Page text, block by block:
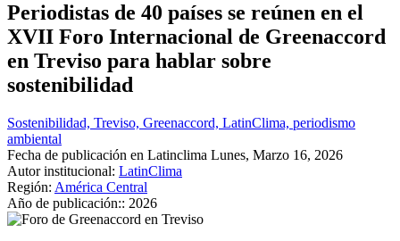
Periodistas de 40 países se reúnen en el
XVII Foro Internacional de Greenaccord
en Treviso para hablar sobre
sostenibilidad
Sostenibilidad, Treviso, Greenaccord, LatinClima, periodismo
ambiental
Fecha de publicación en Latinclima Lunes, Marzo 16, 2026
Autor institucional: LatinClima
Región: América Central
Año de publicación:: 2026